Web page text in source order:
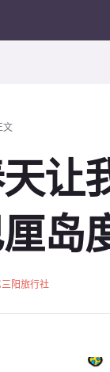
文
让
岛
阳旅行社